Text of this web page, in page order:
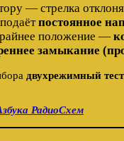
— стрелка
постоянное
положение —
замыкание
двухрежимный
РадиоСхем